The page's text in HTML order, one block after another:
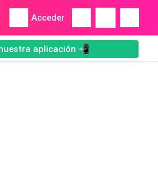
Acceder
aplicación 📲